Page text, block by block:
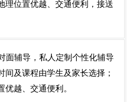
理位置优越、交通便利，接送
面辅导，私人定制个性化辅导
间及课程由学生及家长选择；
优越、交通便利。